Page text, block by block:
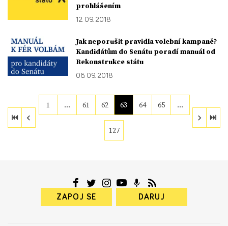
prohlášením
12. 09. 2018
Jak neporušit pravidla volební kampaně?
Kandidátům do Senátu poradí manuál od
Rekonstrukce státu
06. 09. 2018
1 … 61 62 63 64 65 …
127
ZAPOJ SE DARUJ